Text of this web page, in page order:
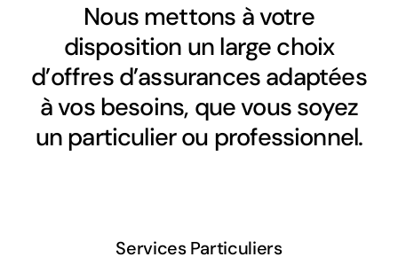
Nous mettons à votre
disposition un large choix
d’offres d’assurances adaptées
à vos besoins, que vous soyez
un particulier ou professionnel.
Services Particuliers